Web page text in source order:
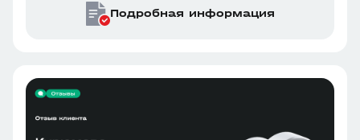
была в курсе событий и получала разъяснения
на все вопросы.
Подробная информация